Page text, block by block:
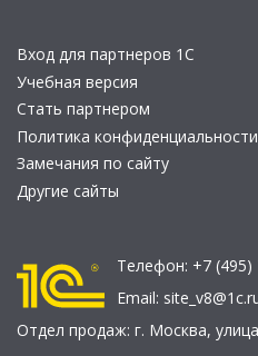
Вход для партнеров 1С
Учебная версия
Стать партнером
Политика конфиденциальности
Замечания по сайту
Другие сайты
Телефон: +7 (495)
Email:
Отдел продаж: г. Москва,